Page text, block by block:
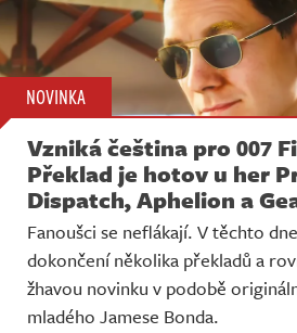
NOVINKA
Vzniká čeština pro 007
Překlad je hotov u her
Dispatch, Aphelion a
Fanoušci se neflákají. V těchto
dokončení několika překladů a
žhavou novinku v podobě
mladého Jamese Bonda.